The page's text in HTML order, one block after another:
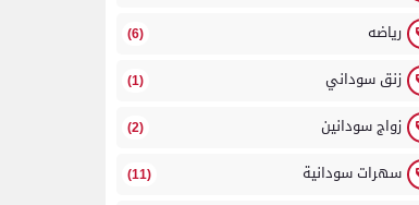
رياضه (6)
زنق سوداني (1)
زواج سودانين (2)
سهرات سودانية (11)